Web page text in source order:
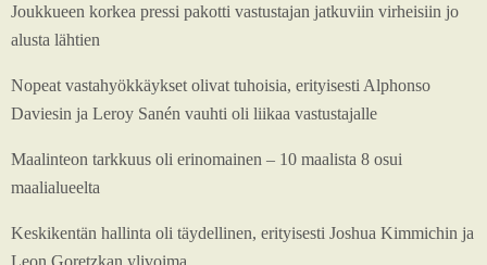
Joukkueen korkea pressi pakotti vastustajan jatkuviin virheisiin jo
alusta lähtien
Nopeat vastahyökkäykset olivat tuhoisia, erityisesti Alphonso
Daviesin ja Leroy Sanén vauhti oli liikaa vastustajalle
Maalinteon tarkkuus oli erinomainen – 10 maalista 8 osui
maalialueelta
Keskikentän hallinta oli täydellinen, erityisesti Joshua Kimmichin ja
Leon Goretzkan ylivoima